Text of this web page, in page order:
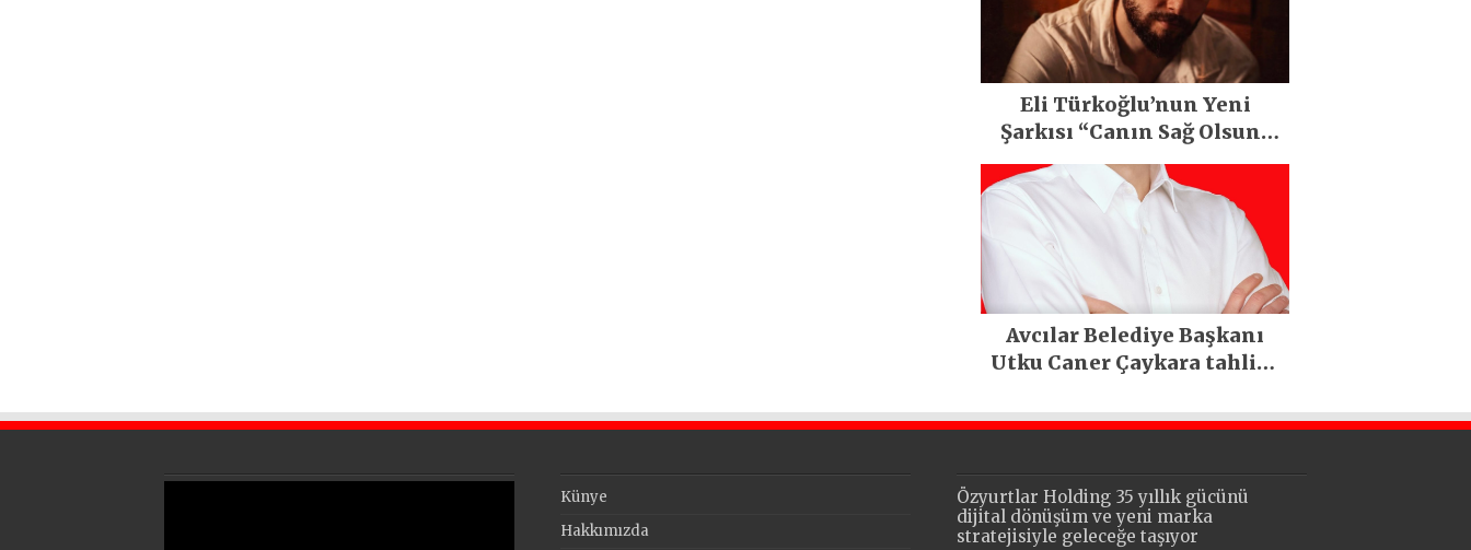
Eli Türkoğlu’nun Yeni
Şarkısı “Canın Sağ Olsun”
Büyük İlgi Gördü!..
Avcılar Belediye Başkanı
Utku Caner Çaykara tahliye
Künye
Hakkımızda
Özyurtlar Holding 35 yıllık gücünü
dijital dönüşüm ve yeni marka
stratejisiyle geleceğe taşıyor